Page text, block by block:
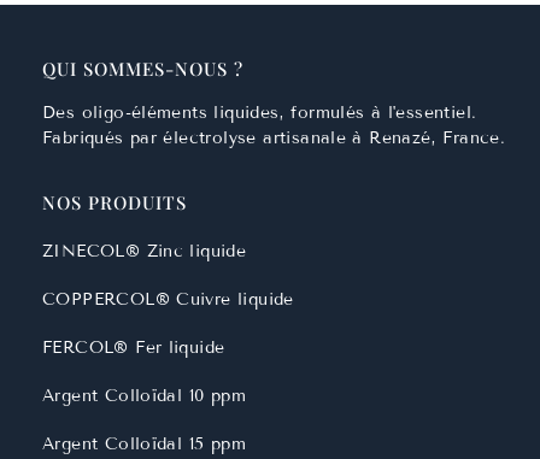
QUI SOMMES-NOUS ?
Des oligo-éléments liquides, formulés à l'essentiel.
Fabriqués par électrolyse artisanale à Renazé, France.
NOS PRODUITS
ZINECOL® Zinc liquide
COPPERCOL® Cuivre liquide
FERCOL® Fer liquide
Argent Colloïdal 10 ppm
Argent Colloïdal 15 ppm